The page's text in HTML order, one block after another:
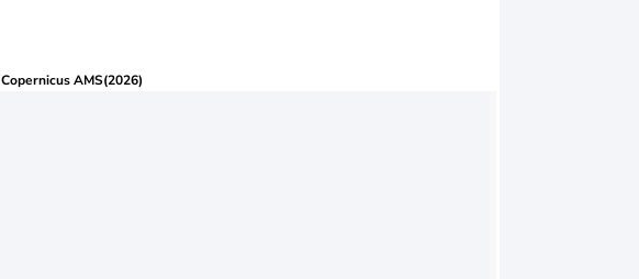
Copernicus AMS(2026)